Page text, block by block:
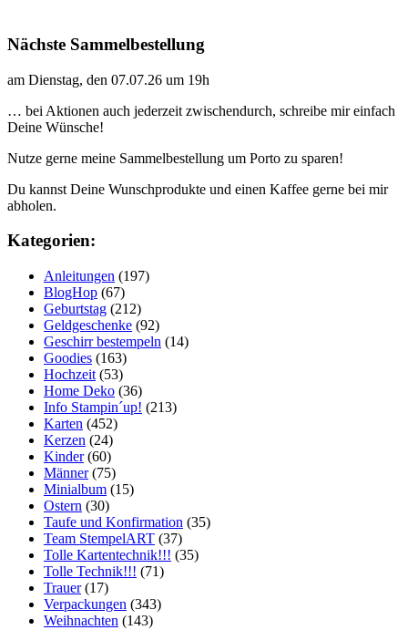
Nächste Sammelbestellung
am Dienstag, den 07.07.26 um 19h
… bei Aktionen auch jederzeit zwischendurch, schreibe mir einfach
Deine Wünsche!
Nutze gerne meine Sammelbestellung um Porto zu sparen!
Du kannst Deine Wunschprodukte und einen Kaffee gerne bei mir
abholen.
Kategorien:
Anleitungen (197)
BlogHop (67)
Geburtstag (212)
Geldgeschenke (92)
Geschirr bestempeln (14)
Goodies (163)
Hochzeit (53)
Home Deko (36)
Info Stampin´up! (213)
Karten (452)
Kerzen (24)
Kinder(60)
Männer(75)
Minialbum (15)
Ostern (30)
Taufe und Konfirmation (35)
Team StempelART (37)
Tolle Kartentechnik!!! (35)
Tolle Technik!!! (71)
Trauer(17)
Verpackungen (343)
Weihnachten (143)